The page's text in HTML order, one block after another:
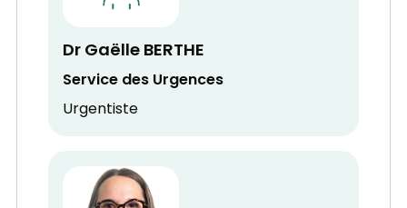
Dr Gaëlle BERTHE
Service des Urgences
Urgentiste